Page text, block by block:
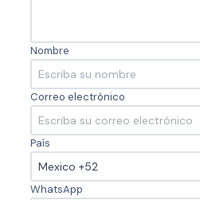
Nombre
Correo electrónico
País
WhatsApp